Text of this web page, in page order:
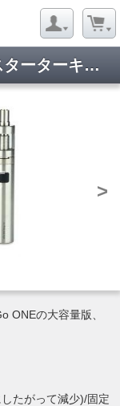
Joyetech eGo ONE Mega V2 スターターキット
>
ONEの大容量版、
たがって減少)/固定